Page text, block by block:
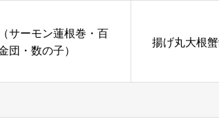
サーモン蓮根巻・百
団・数の子）
揚げ丸大根